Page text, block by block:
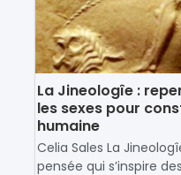
La Jineologîe :
les sexes pour
humaine
Celia Sales La
pensée qui s’inspire